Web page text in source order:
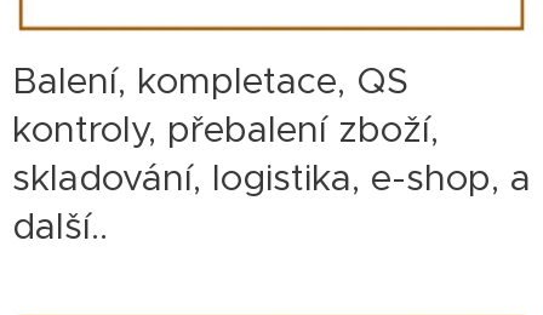
Balení, kompletace, QS
kontroly, přebalení zboží,
skladování, logistika, e-shop, a
další..